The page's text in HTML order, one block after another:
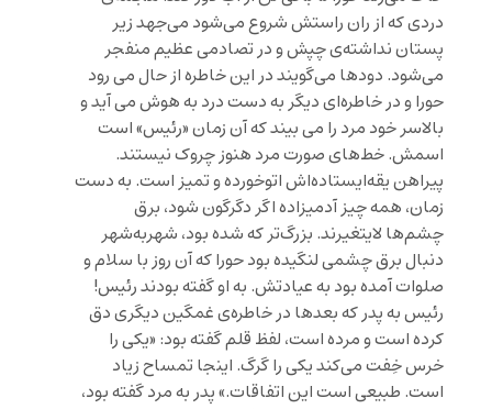
دردی که از ران راستش شروع می‌شود می‌جهد زیر
پستان نداشته‌ی چپش و در تصادمی عظیم منفجر
می‌شود. دودها می‌گویند در این خاطره از حال می رود
حورا و در خاطره‌ای دیگر به دست درد به هوش می آید و
بالاسر خود مرد را می بیند که آن زمان «رئیس» است
اسمش. خط‌های صورت مرد هنوز چروک نیستند.
پیراهن یقه‌ایستاده‌اش اتوخورده و تمیز است. به دست
زمان، همه چیز آدمیزاده اگر دگرگون شود، برق
چشم‌ها لایتغیرند. بزرگ‌تر که شده بود، شهربه‌شهر
دنبال برق چشمی لنگیده بود حورا که آن روز با سلام و
صلوات آمده بود به عیادتش. به او گفته بودند رئیس!
رئیس به پدر که بعدها در خاطره‌ی غمگین دیگری دق
کرده است و مرده است، لفظ قلم گفته بود: «یکی را
خرس خِفت می‌کند یکی را گرگ. اینجا تمساح زیاد
است. طبیعی است این اتفاقات.» پدر به مرد گفته بود،